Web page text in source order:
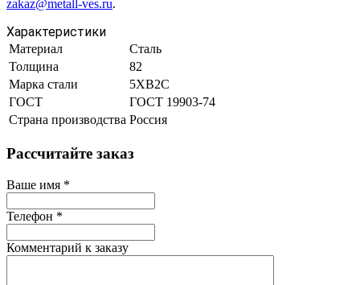
zakaz@metall-ves.ru.
Характеристики
Материал
Сталь
Толщина
82
Марка стали
5ХВ2С
ГОСТ
ГОСТ 19903-74
Страна производства Россия
Рассчитайте заказ
Ваше имя *
Телефон *
Комментарий к заказу